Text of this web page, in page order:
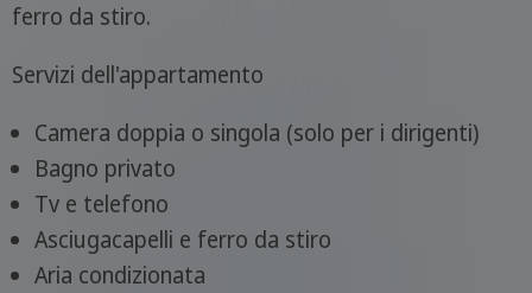
ferro da stiro.
Servizi dell'appartamento
Camera doppia o singola (solo per i dirigenti)
Bagno privato
Tv e telefono
Asciugacapelli e ferro da stiro
Aria condizionata